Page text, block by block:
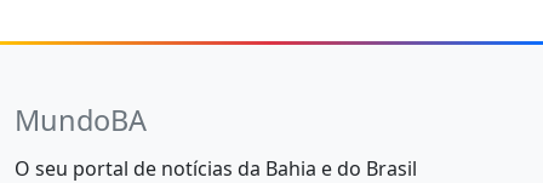
MundoBA
O seu portal de notícias da Bahia e do Brasil